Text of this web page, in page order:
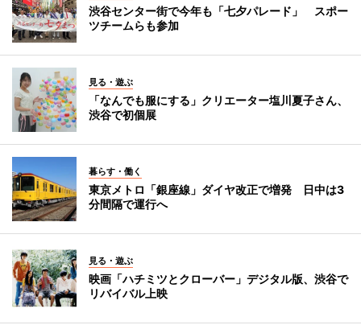
渋谷センター街で今年も「七夕パレード」 スポー
ツチームらも参加
見る・遊ぶ
「なんでも服にする」クリエーター塩川夏子さん、
渋谷で初個展
暮らす・働く
東京メトロ「銀座線」ダイヤ改正で増発 日中は3
分間隔で運行へ
見る・遊ぶ
映画「ハチミツとクローバー」デジタル版、渋谷で
リバイバル上映